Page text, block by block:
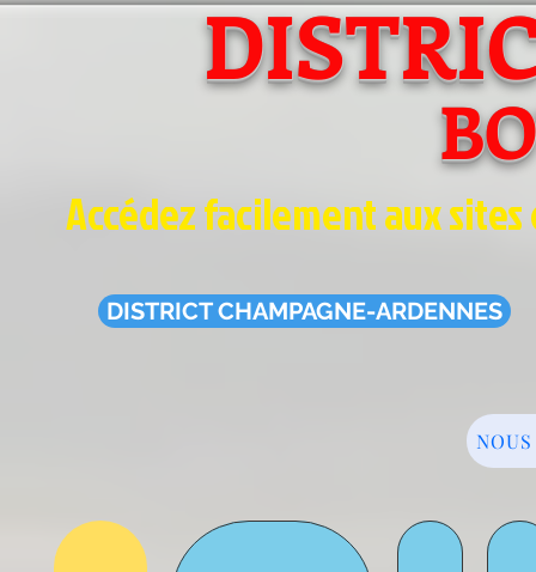
Accédez facilement aux
DISTRICT CHAMPAGNE-ARDENNES